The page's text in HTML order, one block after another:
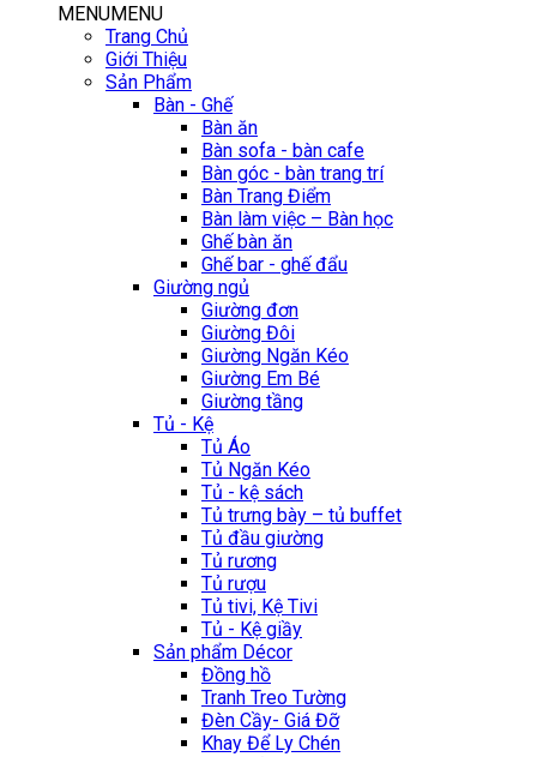
MENUMENU
Trang Chủ
Giới Thiệu
Sản Phẩm
Bàn - Ghế
Bàn ăn
Bàn sofa - bàn cafe
Bàn góc - bàn trang trí
Bàn Trang Điểm
Bàn làm việc – Bàn học
Ghế bàn ăn
Ghế bar - ghế đẩu
Giường ngủ
Giường đơn
Giường Đôi
Giường Ngăn Kéo
Giường Em Bé
Giường tầng
Tủ - Kệ
Tủ Áo
Tủ Ngăn Kéo
Tủ - kệ sách
Tủ trưng bày – tủ buffet
Tủ đầu giường
Tủ rương
Tủ rượu
Tủ tivi, Kệ Tivi
Tủ - Kệ giầy
Sản phẩm Décor
Đồng hồ
Tranh Treo Tường
Đèn Cầy- Giá Đỡ
Khay Để Ly Chén